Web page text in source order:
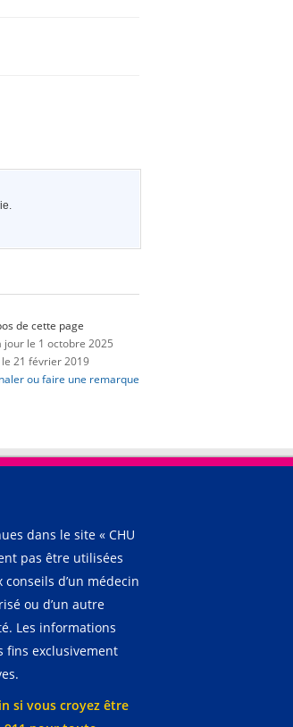
de cette page
jour le 1 octobre 2025
21 février 2019
ou faire une remarque
dans le site « CHU
pas être utilisées
d’un médecin
ou d’un autre
Les informations
fins exclusivement
si vous croyez être